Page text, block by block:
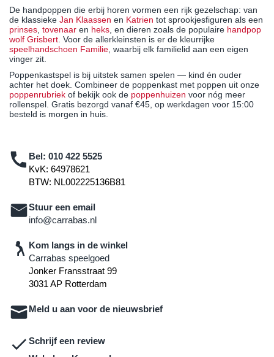
De handpoppen die erbij horen vormen een rijk gezelschap: van
de klassieke Jan Klaassen en Katrien tot sprookjesfiguren als een
prinses, tovenaar en heks, en dieren zoals de populaire handpop
wolf Grisbert. Voor de allerkleinsten is er de kleurrijke
speelhandschoen Familie, waarbij elk familielid aan een eigen
vinger zit.
Poppenkastspel is bij uitstek samen spelen — kind én ouder
achter het doek. Combineer de poppenkast met poppen uit onze
poppenrubriek of bekijk ook de poppenhuizen voor nóg meer
rollenspel. Gratis bezorgd vanaf €45, op werkdagen voor 15:00
besteld is morgen in huis.
Bel: 010 422 5525
KvK: 64978621
BTW: NL002225136B81
Stuur een email
info@carrabas.nl
Kom langs in de winkel
Carrabas speelgoed
Jonker Fransstraat 99
3031 AP Rotterdam
Meld u aan voor de nieuwsbrief
Schrijf een review